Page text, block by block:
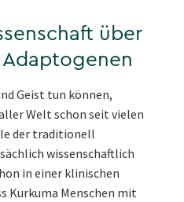
über
Geist tun können,
Welt schon seit vielen
der traditionell
wissenschaftlich
in einer klinischen
Kurkuma Menschen mit